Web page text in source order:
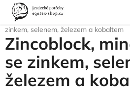
Přejít
obsah
Domů
Krmivo a vitamíny
zinkem, selenem, železem a kobaltem
Zincoblock,
se zinkem,
železem a